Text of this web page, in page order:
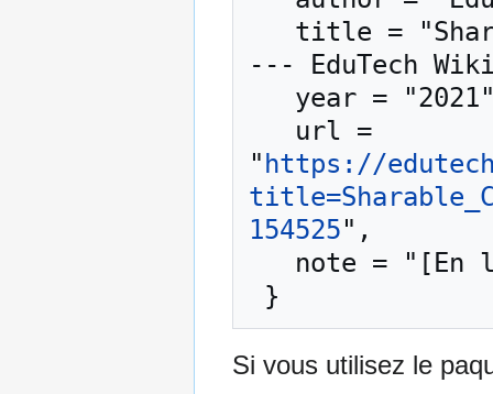
--- EduTech
" https://
154525",
Si vous utilisez le